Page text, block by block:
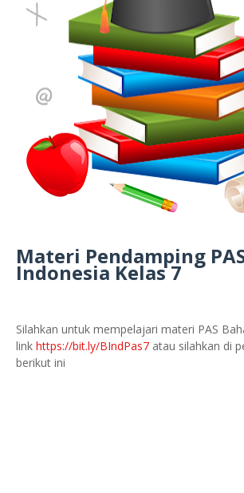
Materi Pendamping
Indonesia Kelas 7
Silahkan untuk mempelajari materi PAS
link https://bit.ly/BIndPas7 atau silahkan di
berikut ini